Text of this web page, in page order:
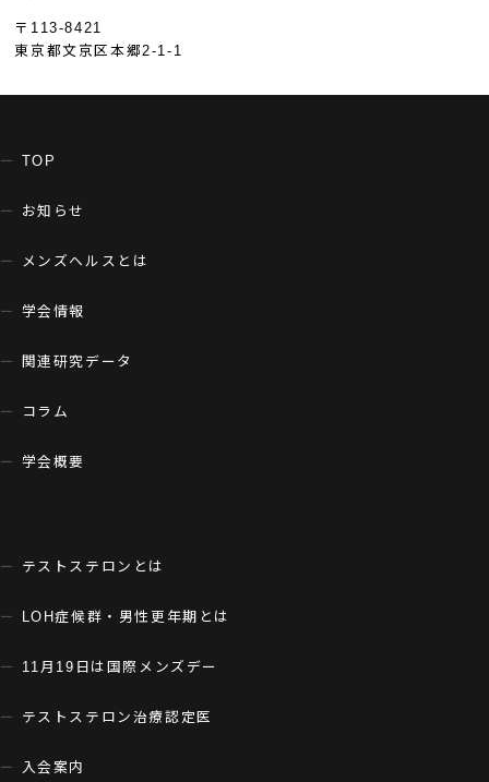
〒113-8421
東京都文京区本郷2-1-1
TOP
お知らせ
メンズヘルスとは
学会情報
関連研究データ
コラム
学会概要
テストステロンとは
LOH症候群・男性更年期とは
11月19日は国際メンズデー
テストステロン治療認定医
入会案内